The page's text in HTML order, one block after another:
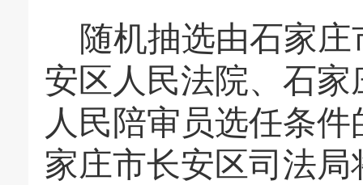
随机抽选由石家
安区人民法院、石
人民陪审员选任条
家庄市长安区司法